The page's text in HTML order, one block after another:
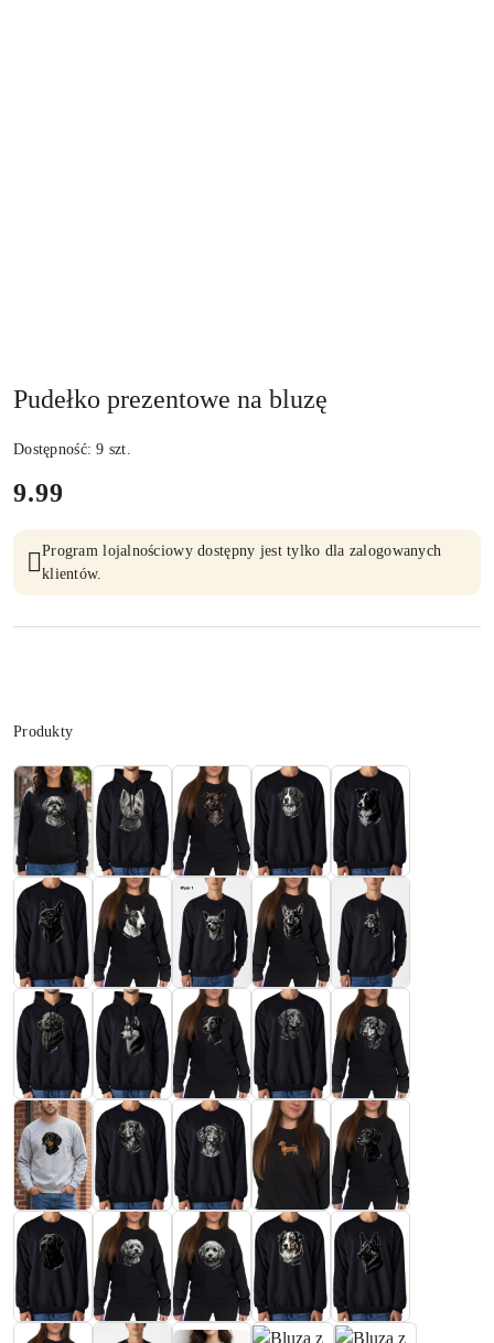
Pudełko prezentowe na bluzę
Dostępność:9 szt.
cena:
9.99
Program lojalnościowy dostępny jest tylko dla zalogowanych
klientów.
Wariant
Produkty